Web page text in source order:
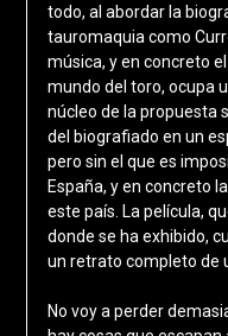
todo, al abordar la
tauromaquia como
música, y en concreto
mundo del toro, ocupa
núcleo de la propuesta
del biografiado en un
pero sin el que es
España, y en concreto
este país. La película,
donde se ha exhibido,
un retrato completo de
No voy a perder